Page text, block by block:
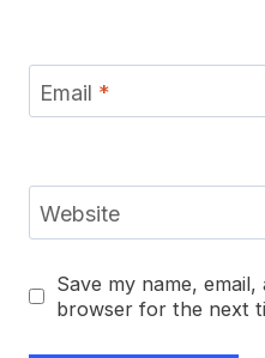
Email *
Website
Save my name,
browser for the next